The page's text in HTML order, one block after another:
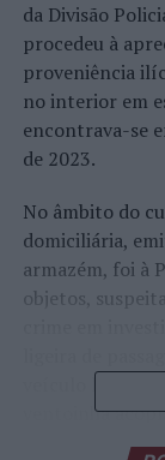
da Divisão
procedeu à
proveniência
no interior em
encontrava-se
de 2023.
No âmbito do
domiciliária,
armazém, foi à
objetos,
veículo ligeiro
ventoinha
01 parte do